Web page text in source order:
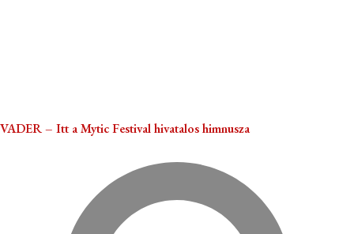
VADER – Itt a Mytic Festival hivatalos himnusza